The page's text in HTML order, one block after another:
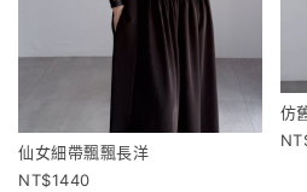
仙女細帶飄飄長洋
1440
仿